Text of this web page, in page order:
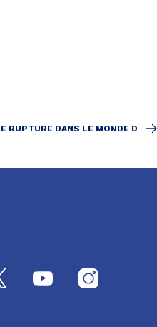
RUPTURE DANS LE MONDE D